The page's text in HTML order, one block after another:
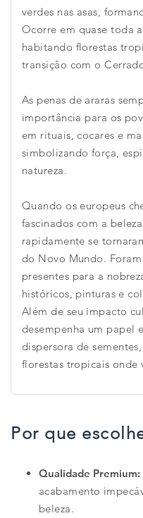
verdes nas asas,
Ocorre em quase toda
habitando florestas
transição com o
As penas de araras
importância para os
em rituais, cocares e
simbolizando força,
natureza.
Quando os europeus
fascinados com a
rapidamente se
do Novo Mundo.
presentes para a
históricos, pinturas e
Além de seu impacto
desempenha um papel
dispersora de
florestas tropicais onde
Por que
Qualidade Premium:
acabamento
beleza.